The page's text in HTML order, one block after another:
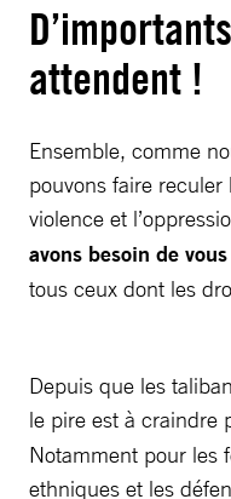
attendent !
Ensemble, comme
pouvons faire
violence et
avons besoin de vous
tous ceux dont les
Depuis que les
le pire est à craindre
Notamment pour les
ethniques et les